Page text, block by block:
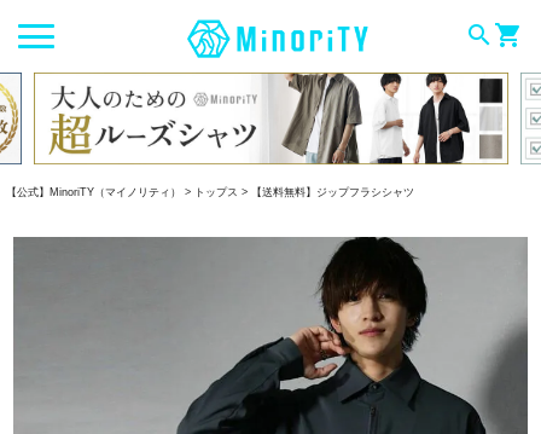
searchshopping_cart
【公式】MinoriTY（マイノリティ） トップス 【送料無料】ジップフラシシャツ